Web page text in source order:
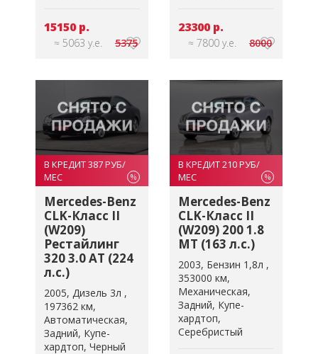
15150 р.
≈ 5063 у.е. 5375
23300 р.
≈ 7800 у.е. 8000
В КРЕДИТ 387 РУБ/
МЕС
%
Mercedes-Benz
CLK-Класс II
(W209)
Рестайлинг
320 3.0 AT (224
л.с.)
2005 Дизель 3л
197362 км
Автоматическая
Задний Купе-
хардтоп Черный
В КРЕДИТ 210 РУБ/
МЕС
%
Mercedes-Benz
CLK-Класс II
(W209) 200 1.8
MT (163 л.с.)
2003 Бензин 1,8л
353000 км
Механическая
Задний Купе-
хардтоп
Серебристый